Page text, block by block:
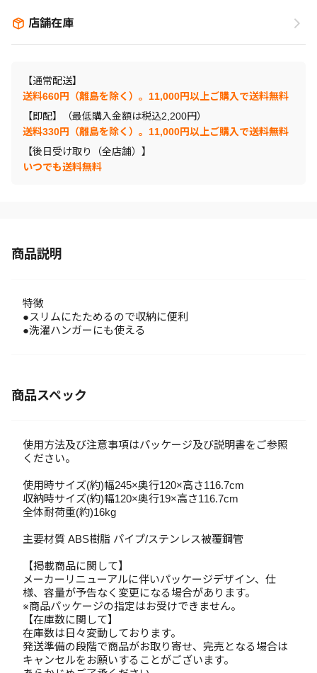
店舗在庫
【通常配送】
送料660円（離島を除く）。11,000円以上ご購入で送料無料
【即配】（最低購入金額は税込2,200円）
送料330円（離島を除く）。11,000円以上ご購入で送料無料
【後日受け取り（全店舗）】
いつでも送料無料
商品説明
特徴
●スリムにたためるので収納に便利
●洗濯ハンガーにも使える
商品スペック
使用方法及び注意事項はパッケージ及び説明書をご参照
ください。
使用時サイズ(約)幅245×奥行120×高さ116.7cm
収納時サイズ(約)幅120×奥行19×高さ116.7cm
全体耐荷重(約)16kg
主要材質 ABS樹脂 パイプ/ステンレス被覆鋼管
【掲載商品に関して】
メーカーリニューアルに伴いパッケージデザイン、仕
様、容量が予告なく変更になる場合があります。
※商品パッケージの指定はお受けできません。
【在庫数に関して】
在庫数は日々変動しております。
発送準備の段階で商品がお取り寄せ、完売となる場合は
キャンセルをお願いすることがございます。